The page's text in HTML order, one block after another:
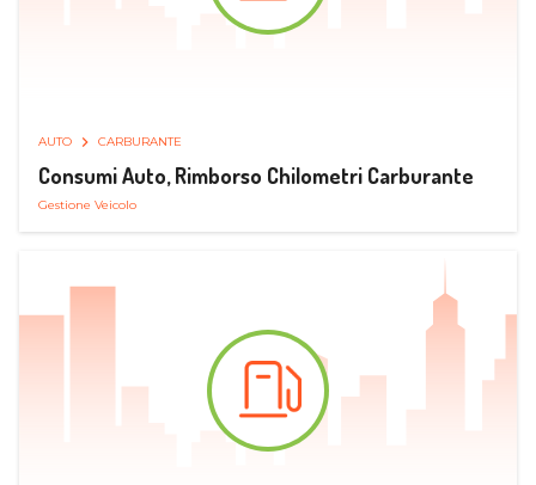
AUTO CARBURANTE
Consumi Auto, Rimborso Chilometri Carburante
Gestione Veicolo